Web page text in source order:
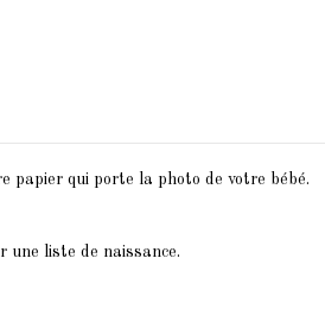
papier qui porte la photo de votre bébé.
liste de naissance.